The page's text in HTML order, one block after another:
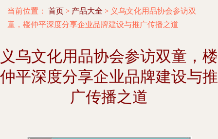
当前位置： 首页 > 产品大全 > 义乌文化用品协会参访双
童，楼仲平深度分享企业品牌建设与推广传播之道
义乌文化用品协会参访双童，楼
仲平深度分享企业品牌建设与推
广传播之道